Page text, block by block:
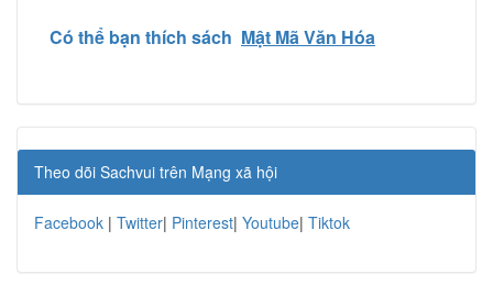
Có thể bạn thích sách Mật Mã Văn Hóa
Theo dõi Sachvui trên Mạng xã hội
Facebook | Twitter| Pinterest| Youtube| Tiktok